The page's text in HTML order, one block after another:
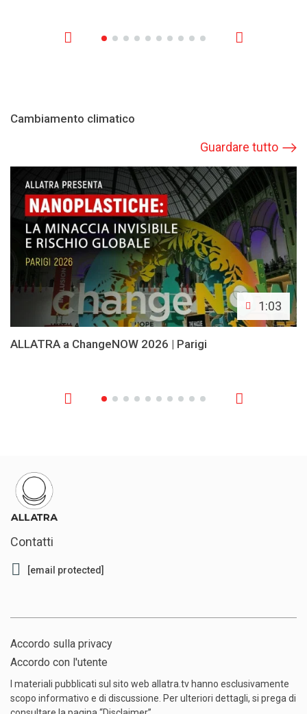
Cambiamento climatico
Guardare tutto
1:03
ALLATRA a ChangeNOW 2026 | Parigi
Contatti
[email protected]
Accordo sulla privacy
Accordo con l'utente
I materiali pubblicati sul sito web allatra.tv hanno esclusivamente
scopo informativo e di discussione. Per ulteriori dettagli, si prega di